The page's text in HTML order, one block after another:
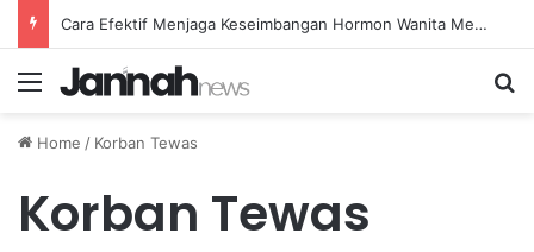
Cara Efektif Menjaga Keseimbangan Hormon Wanita Menjelang Menopause
Menu
Home / Korban Tewas
Korban Tewas